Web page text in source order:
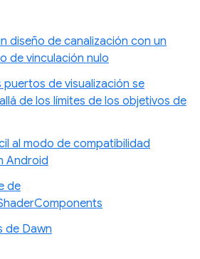
diseño de canalización con un
de vinculación nulo
puertos de visualización se
de los límites de los objetivos de
al modo de compatibilidad
Android
de
de Dawn